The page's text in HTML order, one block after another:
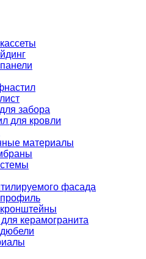
забора
для кровли
материалы
фасада
керамогранита